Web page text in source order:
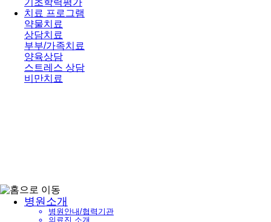
기초학력평가
치료 프로그램
약물치료
상담치료
부부/가족치료
양육상담
스트레스 상담
비만치료
병원소개
병원안내/협력기관
의료진 소개